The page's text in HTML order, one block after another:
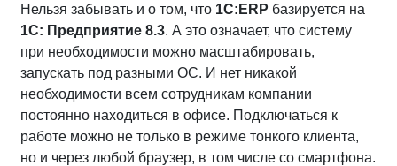
Нельзя забывать и о том, что 1С:ERP базируется на
1С: Предприятие 8.3. А это означает, что систему
при необходимости можно масштабировать,
запускать под разными ОС. И нет никакой
необходимости всем сотрудникам компании
постоянно находиться в офисе. Подключаться к
работе можно не только в режиме тонкого клиента,
но и через любой браузер, в том числе со смартфона.